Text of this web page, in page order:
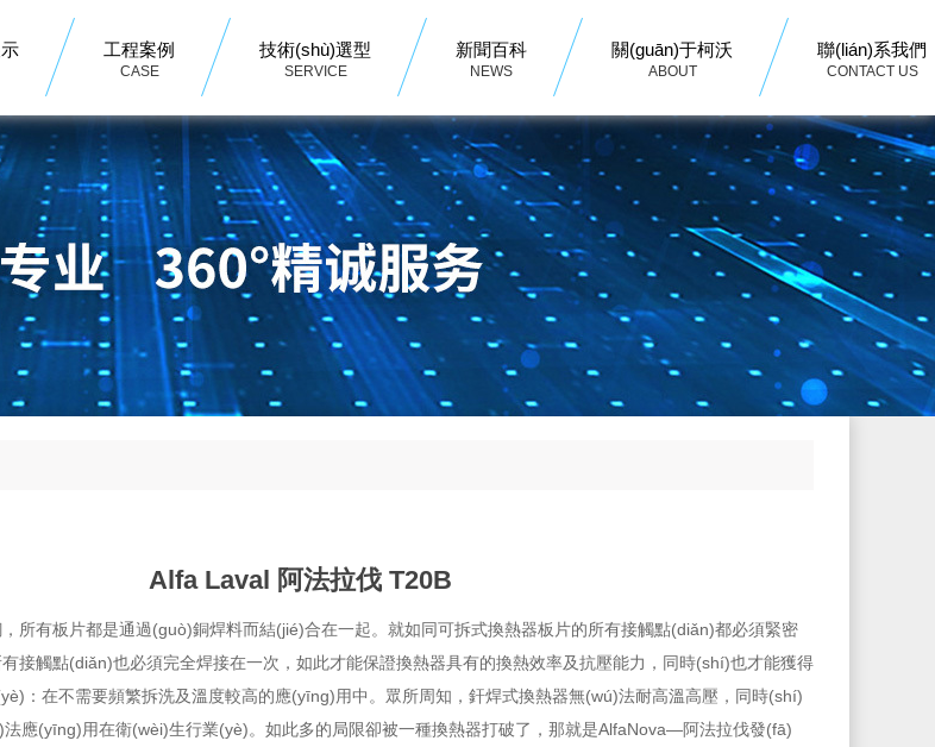
工程案例
CASE
技術(shù)選型
SERVICE
新聞百科
NEWS
關(guān)于柯沃
ABOUT
聯(lián)系我們
CONTACT US
Alfa Laval 阿法拉伐 T20B
，所有板片都是通過(guò)銅焊料而結(jié)合在一起。就如同可拆式換熱器板片的所有接觸點(diǎn)都必須緊密
所有接觸點(diǎn)也必須完全焊接在一次，如此才能保證換熱器具有的換熱效率及抗壓能力，同時(shí)也才能獲得
業(yè)：在不需要頻繁拆洗及溫度較高的應(yīng)用中。眾所周知，釬焊式換熱器無(wú)法耐高溫高壓，同時(shí)
應(yīng)用在衛(wèi)生行業(yè)。如此多的局限卻被一種換熱器打破了，那就是AlfaNova—阿法拉伐發(fā)